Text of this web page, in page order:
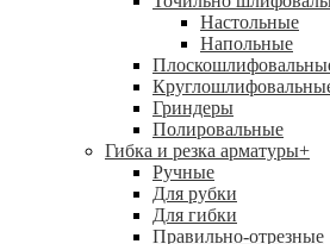
Настольные
Напольные
Гриндеры
Полировальные
Гибка и резка арматуры+
Ручные
Для рубки
Для гибки
Правильно-отрезные